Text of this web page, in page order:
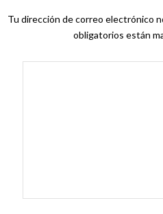
Tu dirección de correo electrónico
obligatorios están